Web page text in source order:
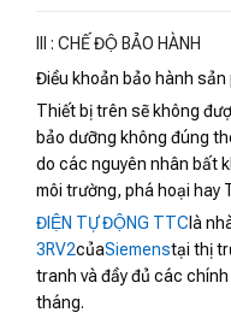
III : CHẾ ĐỘ BẢO HÀNH
Điều khoản bảo hành sản
Thiết bị trên sẽ không
bảo dưỡng không đúng
do các nguyên nhân bất
môi trường, phá hoại hay
ĐIỆN TỰ ĐỘNG TTC là
3RV2củaSiemenstại thị
tranh và đầy đủ các
tháng.